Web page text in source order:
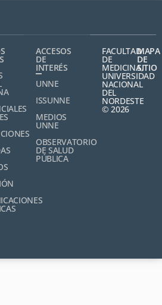
ACCESOS
DE
INTERÉS
UNNE
ISSUNNE
MEDIOS
UNNE
OBSERVATORIO
DE SALUD
PÚBLICA
FACULTAD
DE
MEDICINA,
UNIVERSIDAD
NACIONAL
DEL
NORDESTE
© 2026
MAPA
DE
SITIO